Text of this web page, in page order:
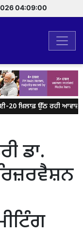
04:09:00
ਖ਼ਿਲਾਫ਼ ਉੱਠ ਰਹੀ ਆਵਾਜ਼ ਨੂੰ
ਡਾ.